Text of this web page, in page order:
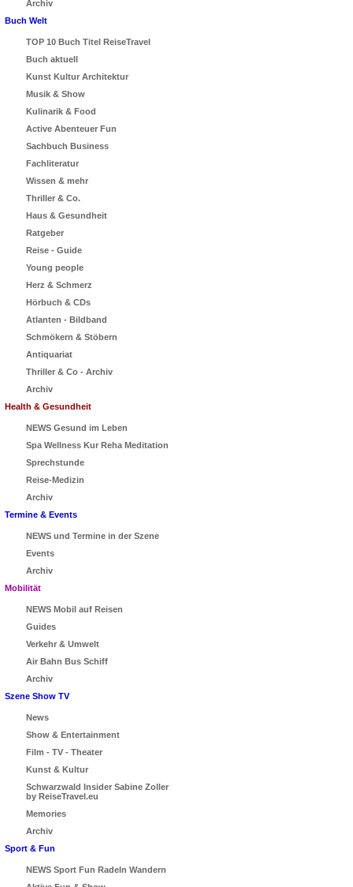
Archiv
Buch Welt
TOP 10 Buch Titel ReiseTravel
Buch aktuell
Kunst Kultur Architektur
Musik & Show
Kulinarik & Food
Active Abenteuer Fun
Sachbuch Business
Fachliteratur
Wissen & mehr
Thriller & Co.
Haus & Gesundheit
Ratgeber
Reise - Guide
Young people
Herz & Schmerz
Hörbuch & CDs
Atlanten - Bildband
Schmökern & Stöbern
Antiquariat
Thriller & Co - Archiv
Archiv
Health & Gesundheit
NEWS Gesund im Leben
Spa Wellness Kur Reha Meditation
Sprechstunde
Reise-Medizin
Archiv
Termine & Events
NEWS und Termine in der Szene
Events
Archiv
Mobilität
NEWS Mobil auf Reisen
Guides
Verkehr & Umwelt
Air Bahn Bus Schiff
Archiv
Szene Show TV
News
Show & Entertainment
Film - TV - Theater
Kunst & Kultur
Schwarzwald Insider Sabine Zoller
by ReiseTravel.eu
Memories
Archiv
Sport & Fun
NEWS Sport Fun Radeln Wandern